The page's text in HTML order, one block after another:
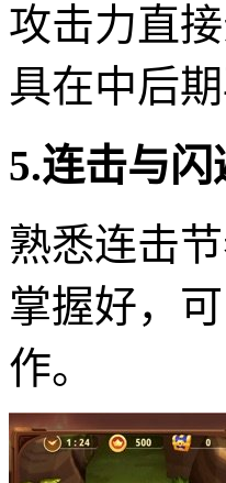
攻击力直
具在中后
5.连击与
熟悉连击
掌握好，
作。